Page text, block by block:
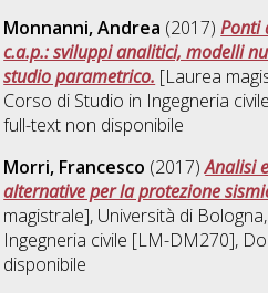
Monnanni, Andrea (2017)Ponti
c.a.p.: sviluppi analitici, modelli
studio parametrico. [Laurea
Corso di Studio in Ingegneria
full-text non disponibile
Morri, Francesco (2017)Analisi
alternative per la protezione
magistrale], Università di
Ingegneria civile [LM-DM270],
disponibile